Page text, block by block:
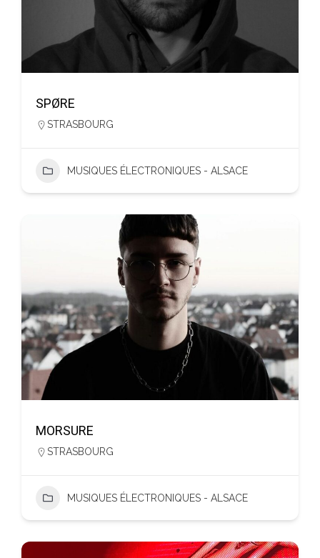
SPØRE
STRASBOURG
MUSIQUES ÉLECTRONIQUES - ALSACE
MORSURE
STRASBOURG
MUSIQUES ÉLECTRONIQUES - ALSACE